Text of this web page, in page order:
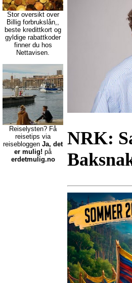
Stor oversikt over
Billig forbrukslån,,
beste kredittkort og
gyldige rabattkoder
finner du hos
Nettavisen.
Reiselysten? Få
reisetips via
reisebloggen Ja, det
er mulig! på
erdetmulig.no
NRK: